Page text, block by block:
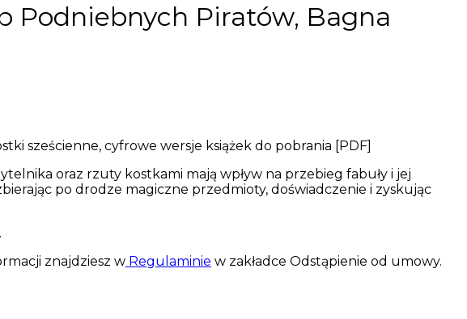
Podniebnych Piratów, Bagna
sześcienne, cyfrowe wersje książek do pobrania [PDF]
oraz rzuty kostkami mają wpływ na przebieg fabuły i jej
po drodze magiczne przedmioty, doświadczenie i zyskując
znajdziesz w Regulaminie w zakładce Odstąpienie od umowy.